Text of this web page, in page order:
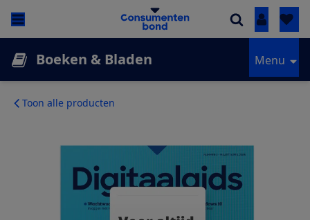
Inloggen
Boeken & Bladen Menu
Toon alle producten